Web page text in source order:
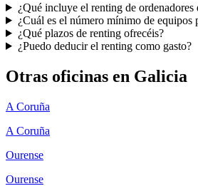
¿Qué incluye el renting de ordenadores
¿Cuál es el número mínimo de equipos
¿Qué plazos de renting ofrecéis?
¿Puedo deducir el renting como gasto?
Otras oficinas en Galicia
A Coruña
A Coruña
Ourense
Ourense